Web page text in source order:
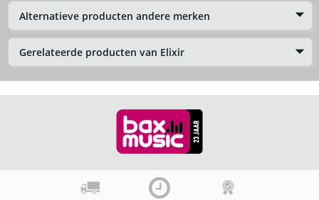
Alternatieve producten andere merken
Gerelateerde producten van Elixir